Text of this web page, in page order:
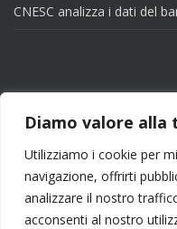
Diamo valore alla
Utilizziamo i cookie per
navigazione, offrirti
analizzare il nostro
acconsenti al nostro
CNESC analizza i dati del